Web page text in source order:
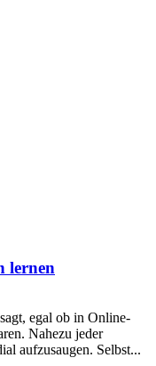
lernen
egal ob in Online-
Nahezu jeder
aufzusaugen. Selbst...